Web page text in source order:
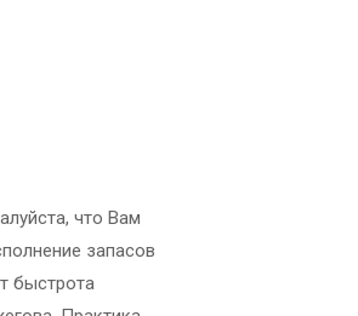
что Вам
запасов
быстрота